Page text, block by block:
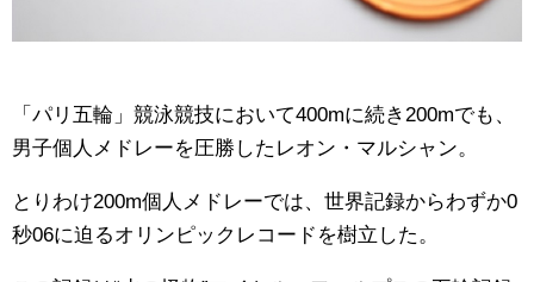
「パリ五輪」競泳競技において400mに続き200mでも、
男子個人メドレーを圧勝したレオン・マルシャン。
とりわけ200m個人メドレーでは、世界記録からわずか0
秒06に迫るオリンピックレコードを樹立した。